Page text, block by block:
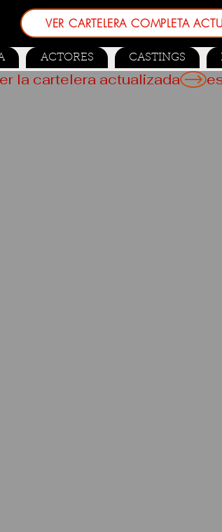
VER CARTELERA COMPLETA
ACTORES CASTINGS
la cartelera actualizada